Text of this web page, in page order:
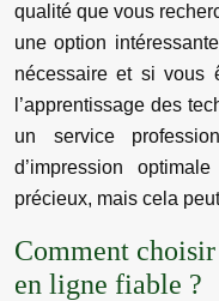
qualité que vous
une option
nécessaire et si vous
l’apprentissage des
un service
d’impression
précieux, mais cela
Comment
en ligne fiable ?